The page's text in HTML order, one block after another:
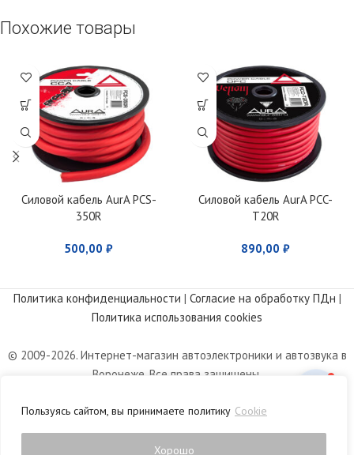
Пользуясь сайтом, вы принимаете политику Cookie
Хорошо
Похожие товары
Силовой кабель AurA PCS-
350R
500,00 ₽
Силовой кабель AurA PCC-
T20R
890,00 ₽
Политика конфиденциальности | Согласие на обработку ПДн |
Политика использования cookies
© 2009-2026. Интернет-магазин автоэлектроники и автозвука в
Воронеже. Все права защищены.
характер и не является публичной офертой, определяемой
положениями статьи 437 Гражданского кодекса РФ.